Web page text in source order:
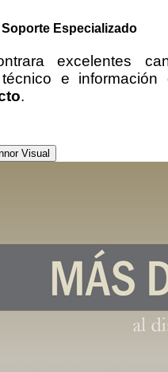
Soporte Especializado
excelentes
e información
.
Visual